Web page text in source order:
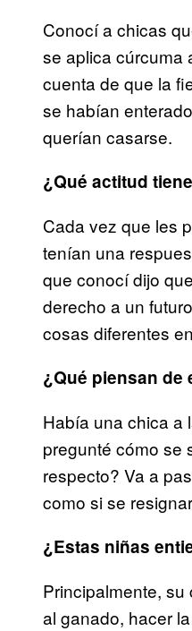
Conocí a chicas
se aplica cúrcuma
cuenta de que la
se habían
querían casarse.
¿Qué actitud
Cada vez que les
tenían una
que conocí dijo
derecho a un
cosas diferentes
¿Qué piensan de
Había una chica a
pregunté cómo se
respecto? Va a
como si se
¿Estas niñas
Principalmente,
al ganado, hacer